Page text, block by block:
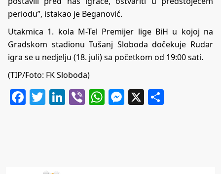
periodu”, istakao je Beganović.
Utakmica 1. kola M-Tel Premijer lige BiH u kojoj na
Gradskom stadionu Tušanj Sloboda dočekuje Rudar
igra se u nedjelju (18. juli) sa početkom od 19:00 sati.
(TIP/Foto: FK Sloboda)
Facebook
Twitter
LinkedIn
ViberWhatsApp
Messenger
X